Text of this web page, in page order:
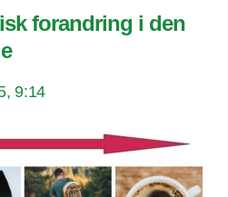
forandring i den
9:14